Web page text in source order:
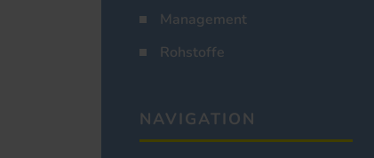
Management
Rohstoffe
NAVIGATION